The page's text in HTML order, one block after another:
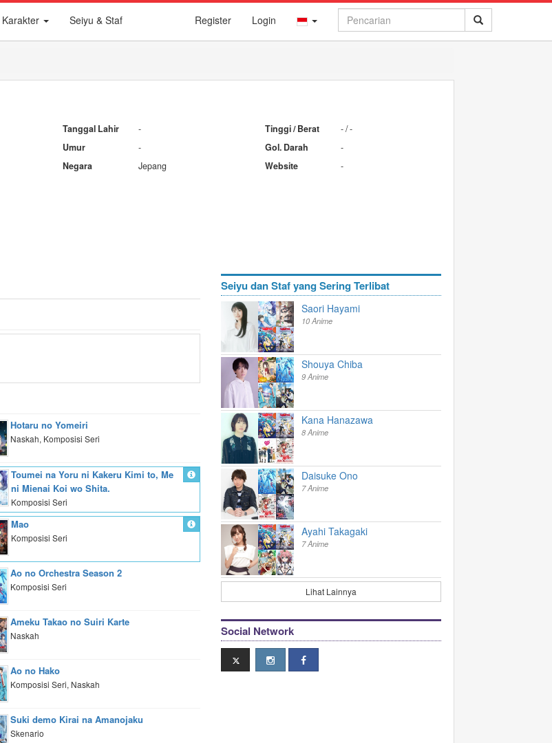
Register Login
Karakter Seiyu & Staf
Tanggal Lahir
-
Umur
-
Negara
Jepang
Tinggi / Berat
- / -
Gol. Darah
-
Website
-
Hotaru no Yomeiri
Naskah, Komposisi Seri
Toumei na Yoru ni Kakeru Kimi to, Me
ni Mienai Koi wo Shita.
Komposisi Seri
Mao
Komposisi Seri
Ao no Orchestra Season 2
Komposisi Seri
Ameku Takao no Suiri Karte
Naskah
Ao no Hako
Komposisi Seri, Naskah
Suki demo Kirai na Amanojaku
Skenario
Seiyu dan Staf yang Sering Terlibat
Saori Hayami
10 Anime
Shouya Chiba
9 Anime
Kana Hanazawa
8 Anime
Daisuke Ono
7 Anime
Ayahi Takagaki
7 Anime
Lihat Lainnya
Social Network